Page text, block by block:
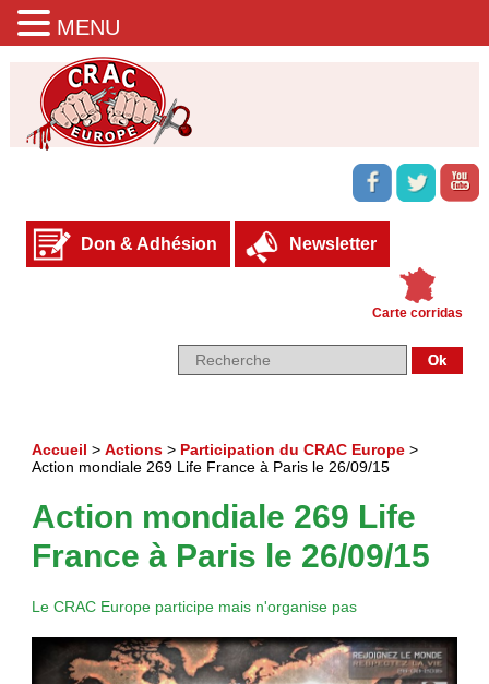
Don & Adhésion Newsletter
Carte corridas
Accueil > Actions> Participation du CRAC Europe>
Action mondiale 269 Life France à Paris le 26/09/15
Action mondiale 269 Life
France à Paris le 26/09/15
Le CRAC Europe participe mais n'organise pas
MENU